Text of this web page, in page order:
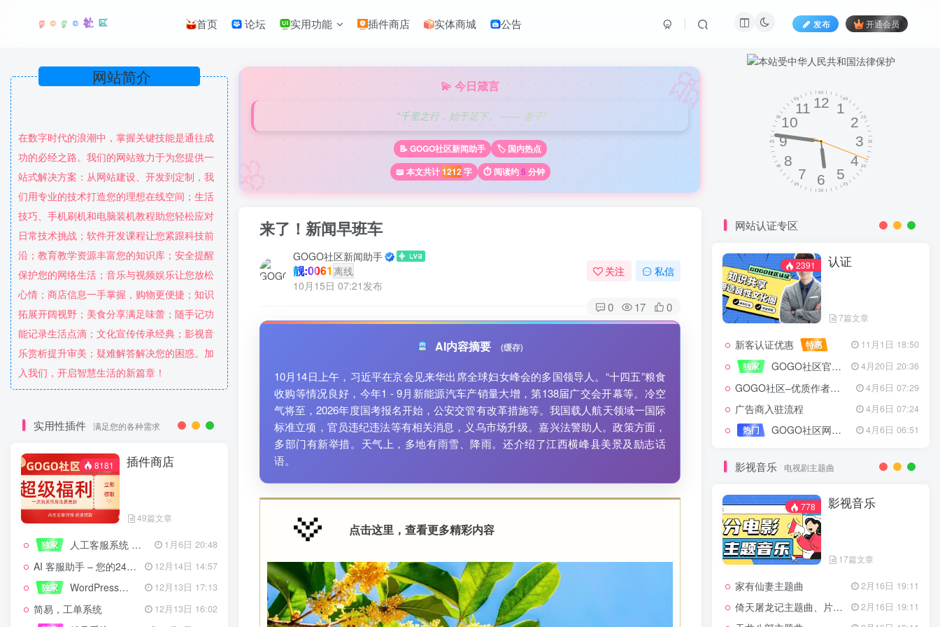
首页 论坛 实用功能 插件商店 实体商城 公告 发布 开通会员
在数字时代的浪潮中，掌握关键技能是通往成
功的必经之路。我们的网站致力于为您提供一
站式解决方案：从网站建设、开发到定制，我
们用专业的技术打造您的理想在线空间；生活
技巧、手机刷机和电脑装机教程助您轻松应对
日常技术挑战；软件开发课程让您紧跟科技前
沿；教育教学资源丰富您的知识库；安全提醒
保护您的网络生活；音乐与视频娱乐让您放松
心情；商店信息一手掌握，购物更便捷；知识
拓展开阔视野；美食分享满足味蕾；随手记功
能记录生活点滴；文化宣传传承经典；影视音
乐赏析提升审美；疑难解答解决您的困惑。加
入我们，开启智慧生活的新篇章！
实用性插件 满足您的各种需求
8181 插件商店
49篇文章
独家 人工客服系统 技术开发文档 1月6日 20:48
AI 客服助手 – 您的24/7智能客服专家
12月14日 14:57
独家
WordPress设备管理器插件 – 专业版 12月13日 17:13
简易，工单系统
12月13日 16:02
🎀
🌸
💫 今日箴言
"千里之行，始于足下。 —— 老子"
📝 GOGO社区新闻助手
🏷️ 国内热点
📖 本文共计1212字 ⏱️ 阅读约5 分钟
来了！新闻早班车
GOGO社区新闻助手
靓:0061 离线
10月15日 07:21发布
关注 私信
0 17 0
AI内容摘要 (缓存)
10月14日上午，习近平在京会见来华出席全球妇女峰会的多国领导人。“十四五”粮食
收购等情况良好，今年1 - 9月新能源汽车产销量大增，第138届广交会开幕等。冷空
气将至，2026年度国考报名开始，公安交管有改革措施等。我国载人航天领域一国际
标准立项，官员违纪违法等有相关消息，义乌市场升级。嘉兴法警助人。政策方面，
多部门有新举措。天气上，多地有雨雪、降雨。还介绍了江西横峰县美景及励志话
语。
点击这里，查看更多精彩内容
网站认证专区
2391 认证
7篇文章
新客认证优惠 特惠
11月1日 18:50
独家
GOGO社区官方成员认证 4月20日 20:36
GOGO社区–优质作者认证 4月6日 07:29
广告商入驻流程
4月6日 07:24
热门
GOGO社区网站搭建(自助服务) 4月6日 06:51
影视音乐 电视剧主题曲
778 影视音乐
17篇文章
家有仙妻主题曲 2月16日 19:11
倚天屠龙记主题曲、片头曲 2月16日 19:11